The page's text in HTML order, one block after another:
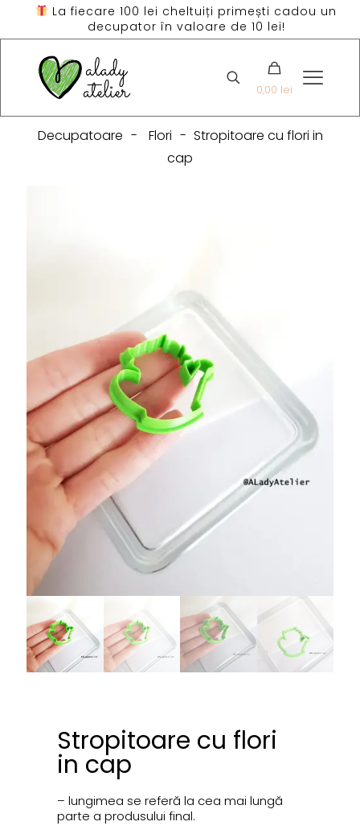
La fiecare 100 lei cheltuiți primești cadou un
decupator în valoare de 10 lei!
0,00 lei
Decupatoare - Flori - Stropitoare cu flori in
cap
Stropitoare cu flori
in cap
– lungimea se referă la cea mai lungă
parte a produsului final.